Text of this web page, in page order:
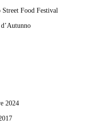
Street Food Festival
2024